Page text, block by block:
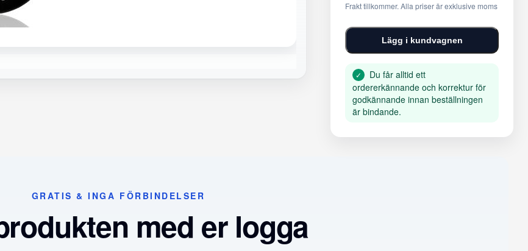
Frakt tillkommer. Alla priser är exklusive moms
Lägg i kundvagnen
✓
Du får alltid ett
ordererkännande och korrektur för
godkännande innan beställningen
är bindande.
GRATIS & INGA FÖRBINDELSER
med er logga